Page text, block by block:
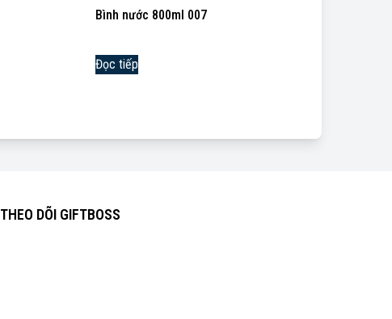
Bình nước 800ml 007
Đọc tiếp
THEO DÕI GIFTBOSS